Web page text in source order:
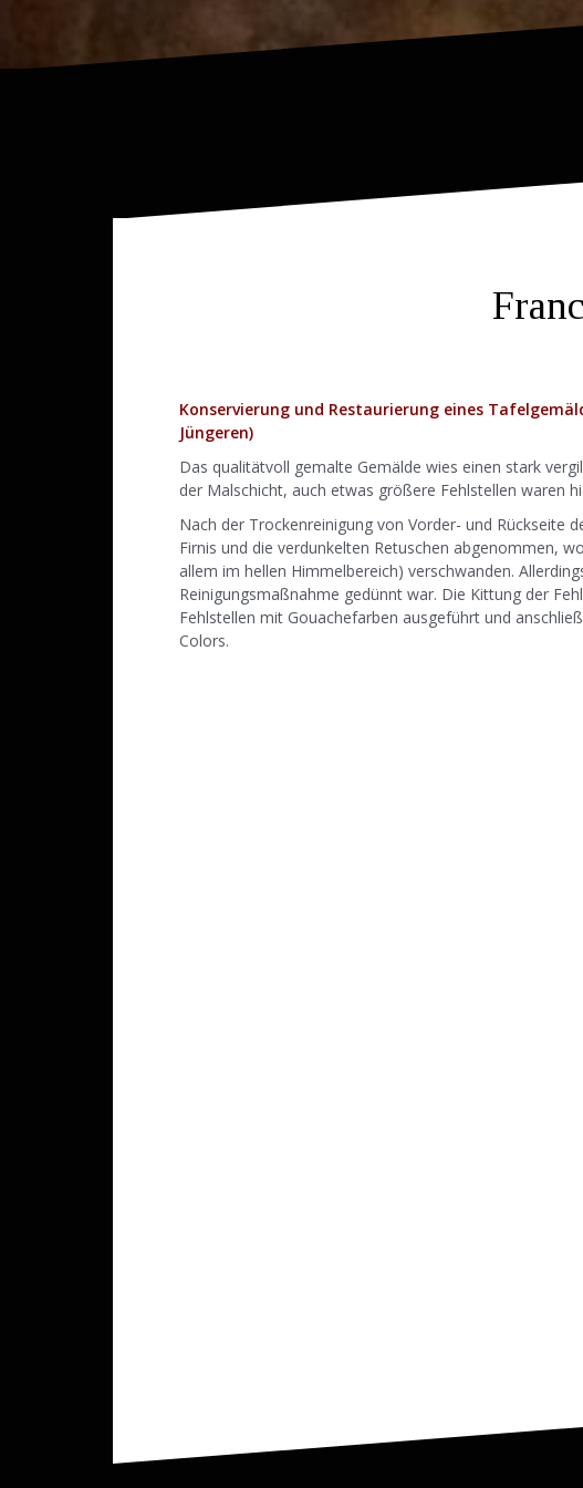
Konservierung und Restaurierung eines
Jüngeren)
Das qualitätvoll gemalte Gemälde wies einen stark
der Malschicht, auch etwas größere Fehlstellen waren
Nach der Trockenreinigung von Vorder- und Rückseite
Firnis und die verdunkelten Retuschen abgenommen,
allem im hellen Himmelbereich) verschwanden.
Reinigungsmaßnahme gedünnt war. Die Kittung der
Fehlstellen mit Gouachefarben ausgeführt und
Colors.